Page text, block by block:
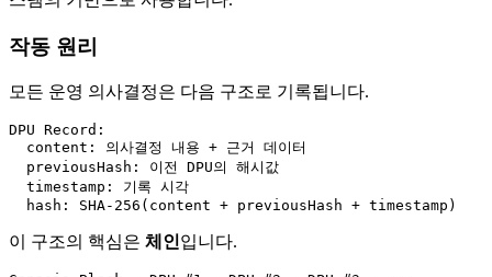
작동 원리
모든 운영 의사결정은 다음 구조로 기록됩니다.
DPU Record:
  content: 의사결정 내용 + 근거 데이터
  previousHash: 이전 DPU의 해시값
  timestamp: 기록 시각
이 구조의 핵심은 체인입니다.